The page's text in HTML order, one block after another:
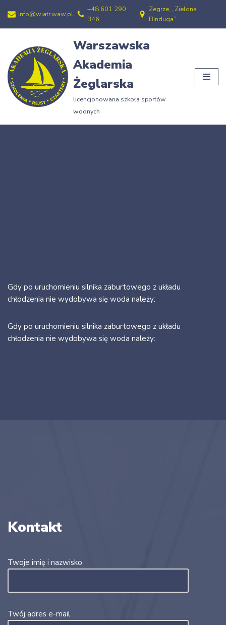
Przejdź
treści
info@wiatr.waw.pl
+48 601 290
346
Zegrze, „Zielona
Binduga”
Warszawska
Akademia
Żeglarska
licencjonowana szkoła sportów
wodnych
Gdy po uruchomieniu silnika zaburtowego z układu
chłodzenia nie wydobywa się woda należy:
Gdy po uruchomieniu silnika zaburtowego z układu
chłodzenia nie wydobywa się woda należy:
Kontakt
Twoje imię i nazwisko
Twój adres e-mail